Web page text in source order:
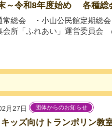
～令和8年度始め 各種総
常総会 ・小山公民館定期総
所「ふれあい」運営委員会
月27日 団体からのお知らせ
キッズ向けトランポリン教